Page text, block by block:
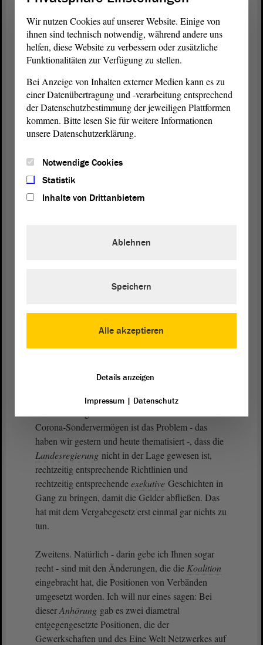
Gewinner, und das ist der große Erfolg. Ich bitte um
Zustimmung zu diesem Gesetzentwurf. - Vielen
Dank, meine Damen und Herren.
(Beifall bei der FDP, bei der CDU und bei der
Vizepräsidentin Anne-Marie Keding:
Frage von Herrn Gallert beantworten bzw.
Vizepräsidentin Anne-Marie Keding:
Herr Gallert, bitte.
Herr Silbersack, ich will an der Stelle erstens darauf
hinweisen, dass das Vergabegesetz beim Corona-
Corona-Sondervermögen ist das Problem - das
haben wir gestern und heute thematisiert -, dass die
Landesregierung nicht in der Lage gewesen ist,
rechtzeitig entsprechende Richtlinien und
rechtzeitig entsprechendeexekutive Geschichten in
Gang zu bringen, damit die Gelder abfließen. Das
hat mit dem Vergabegesetz erst einmal gar nichts zu
tun.
Zweitens. Natürlich - darin gebe ich Ihnen sogar
recht - sind mit den Änderungen, die die Koalition
eingebracht hat, die Positionen von Verbänden
umgesetzt worden. Ich will nur eines sagen: Bei
dieserAnhörung gab es zwei diametral
entgegengesetzte Positionen, die der
Gewerkschaften und des Eine Welt Netzwerkes auf
Wir nutzen Cookies auf unserer Website. Einige von
ihnen sind technisch notwendig, während andere uns
helfen, diese Website zu verbessern oder zusätzliche
Funktionalitäten zur Verfügung zu stellen.
Bei Anzeige von Inhalten externer Medien kann es zu
einer Datenübertragung und -verarbeitung entsprechend
der Datenschutzbestimmung der jeweiligen Plattformen
kommen. Bitte lesen Sie für weitere Informationen
unsere Datenschutzerklärung.
Notwendige Cookies
Statistik
Inhalte von Drittanbietern
Alle akzeptieren
Ablehnen
Speichern
Details anzeigen
Impressum| Datenschutz